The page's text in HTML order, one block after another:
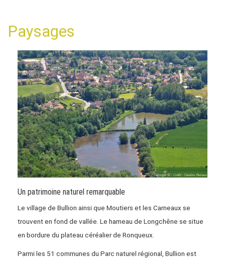
Paysages
Un patrimoine naturel remarquable
Le village de Bullion ainsi que Moutiers et les Carneaux se
trouvent en fond de vallée. Le hameau de Longchêne se situe
en bordure du plateau céréalier de Ronqueux.
Parmi les 51 communes du Parc naturel régional, Bullion est